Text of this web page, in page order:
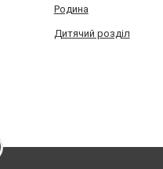
Родина
Дитячий розділ